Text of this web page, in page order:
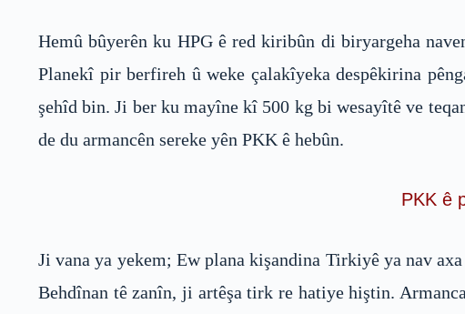
Hemû bûyerên ku HPG ê red kiribûn di biryargeha
Planekî pir berfireh û weke çalakîyeka despêkirina
şehîd bin. Ji ber ku mayîne kî 500 kg bi wesayîtê ve
de du armancên sereke yên PKK ê hebûn.
PKK ê
Ji vana ya yekem; Ew plana kişandina Tirkiyê ya nav
Behdînan tê zanîn, ji artêşa tirk re hatiye hiştin.